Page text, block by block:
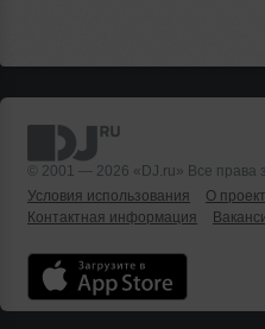
© 2001 — 2026 «DJ.ru» Все
Условия использования
О
Контактная информация